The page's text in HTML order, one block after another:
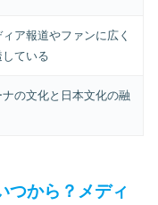
ィア報道やファンに広く
している
ナの文化と日本文化の融
つから？メディ